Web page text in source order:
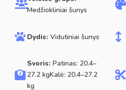
Medžiokliniai šunys
Dydis: Vidutiniai šunys
Svoris: Patinas: 20.4–
27.2 kgKalė: 20.4–27.2
kg